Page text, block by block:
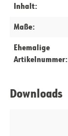
Inhalt:
Maße:
Ehemalige
Artikelnummer:
Downloads